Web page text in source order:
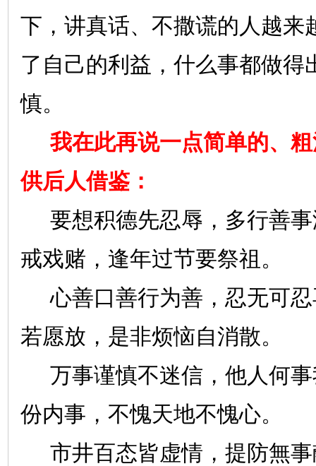
下，讲真话、不撒谎的人越来
了自己的利益，什么事都做得
慎。
我在此再说一点简单的、
供后人借鉴：
要想积德先忍辱，多行善
戒戏赌，逢年过节要祭祖。
心善口善行为善，忍无可
若愿放，是非烦恼自消散。
万事谨慎不迷信，他人何
份内事，不愧天地不愧心。
市井百态皆虚情，提防無